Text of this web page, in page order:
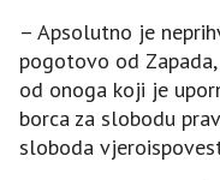
– Apsolutno je
pogotovo od
od onoga koji je
borca za slobodu
sloboda